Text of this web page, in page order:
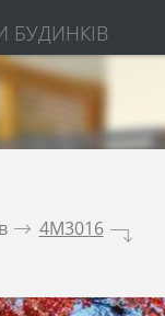
БУДИНКІВ
. 4M3016 .